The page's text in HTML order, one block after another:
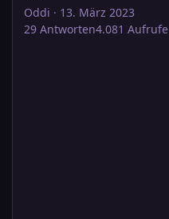
Oddi · 13. März 2023
29 Antworten4.081 Aufrufe